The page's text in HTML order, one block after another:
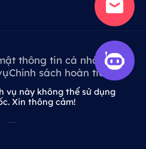
thông tin cá nhân
Chính sách hoàn tiền
vụ này không thể sử dụng
Xin thông cảm!